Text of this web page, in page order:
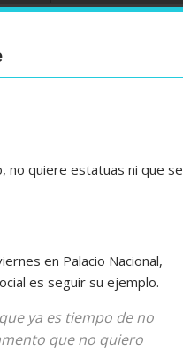
no quiere estatuas ni que se
en Palacio Nacional,
es seguir su ejemplo.
ya es tiempo de no
que no quiero